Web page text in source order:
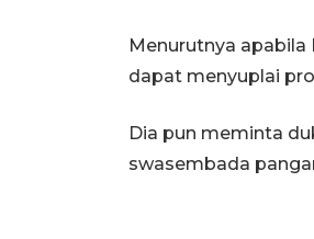
Menurutnya
dapat menyuplai
Dia pun meminta
swasembada